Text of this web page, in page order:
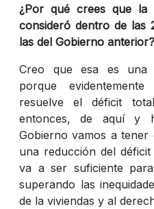
¿Por qué crees que la
consideró dentro de las
las del Gobierno anterior?
Creo que esa es una
porque
resuelve el déficit
entonces, de aquí y
Gobierno vamos a
una reducción del
va a ser suficiente
superando las
de la viviendas y al